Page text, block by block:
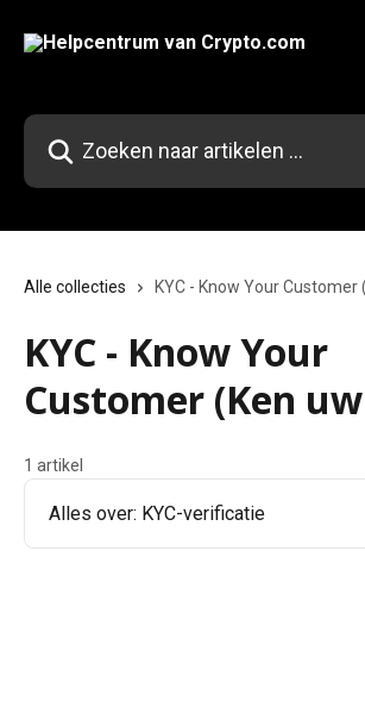
Zoeken naar artikelen ...
Alle collecties KYC - Know Your Customer
KYC - Know Your
Customer (Ken
1 artikel
Alles over: KYC-verificatie